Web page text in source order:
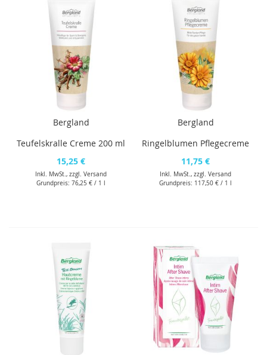
Bergland
Teufelskralle Creme 200 ml
15,25 €
Inkl. MwSt., zzgl.Versand
Grundpreis: 76,25 € / 1 l
Bergland
Ringelblumen Pflegecreme
11,75 €
Inkl. MwSt., zzgl.Versand
Grundpreis: 117,50 € / 1 l